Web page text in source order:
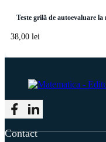
Teste grilă de autoevaluare
38,00 lei
Follow me on Facebook
Follow me on LinkedIn
Contact